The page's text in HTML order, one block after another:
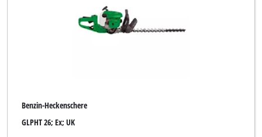
Benzin-Heckenschere
GLPHT 26; Ex; UK